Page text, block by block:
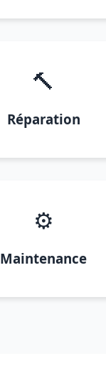
🔨
Réparation
⚙️
Maintenance